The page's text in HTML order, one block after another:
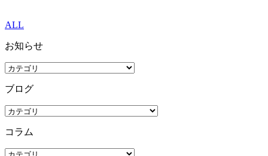
ALL
お知らせ
ブログ
コラム